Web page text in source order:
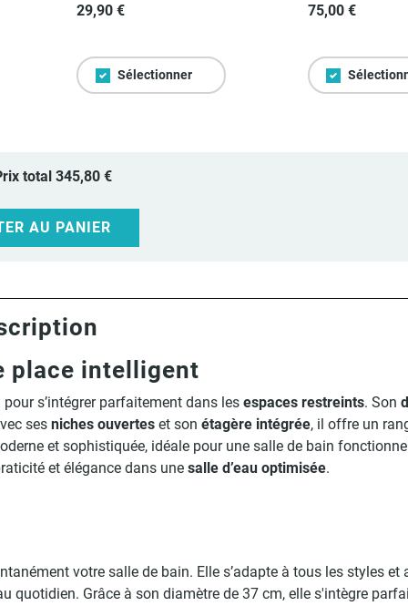
29,90 €
Sélectionner
75,00 €
total 345,80 €
AU PANIER
place intelligent
pour s’intégrer parfaitement dans les espaces restreints. Son
ses niches ouvertes et son étagère intégrée, il offre un
et sophistiquée, idéale pour une salle de bain
et élégance dans une salle d’eau optimisée.
votre salle de bain. Elle s’adapte à tous les styles et
quotidien. Grâce à son diamètre de 37 cm, elle s'intègre